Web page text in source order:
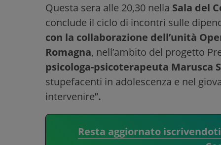
Questa sera alle 20,30 nella Sala del
conclude il ciclo di incontri sulle
con la collaborazione dell’unità
Romagna, nell’ambito del progetto
psicologa-psicoterapeuta Marusca
stupefacenti in adolescenza e nel
intervenire”.
Resta aggiornato